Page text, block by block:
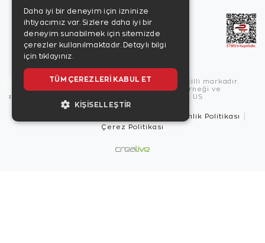
Copyright © 2026, Zen Diamond tescilli markadır.
Zen Diamond Birleşmiş Markalar Derneği ve
Turquality Destek Programı üyesidir. US
Güvenlik Politikası
Çerez Politikası
Daha iyi bir deneyim için izninize
ihtiyacımız var. Sizlere daha iyi bir
deneyim sunabilmek için sitemizde
çerezler kullanılmaktadır. Detaylı bilgi
için tıklayınız.
TÜM ÇEREZLERI KABUL ET
KIŞISELLEŞTIR